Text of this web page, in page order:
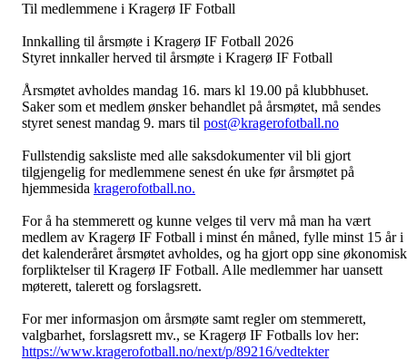
Til medlemmene i Kragerø IF Fotball
Innkalling til årsmøte i Kragerø IF Fotball 2026
Styret innkaller herved til årsmøte i Kragerø IF Fotball
Årsmøtet avholdes mandag 16. mars kl 19.00 på klubbhuset.
Saker som et medlem ønsker behandlet på årsmøtet, må sendes
styret senest mandag 9. mars til post@kragerofotball.no
Fullstendig saksliste med alle saksdokumenter vil bli gjort
tilgjengelig for medlemmene senest én uke før årsmøtet på
hjemmesida kragerofotball.no.
For å ha stemmerett og kunne velges til verv må man ha vært
medlem av Kragerø IF Fotball i minst én måned, fylle minst 15 år i
det kalenderåret årsmøtet avholdes, og ha gjort opp sine
forpliktelser til Kragerø IF Fotball. Alle medlemmer har uansett
møterett, talerett og forslagsrett.
For mer informasjon om årsmøte samt regler om stemmerett,
valgbarhet, forslagsrett mv., se Kragerø IF Fotballs lov her:
https://www.kragerofotball.no/next/p/89216/vedtekter